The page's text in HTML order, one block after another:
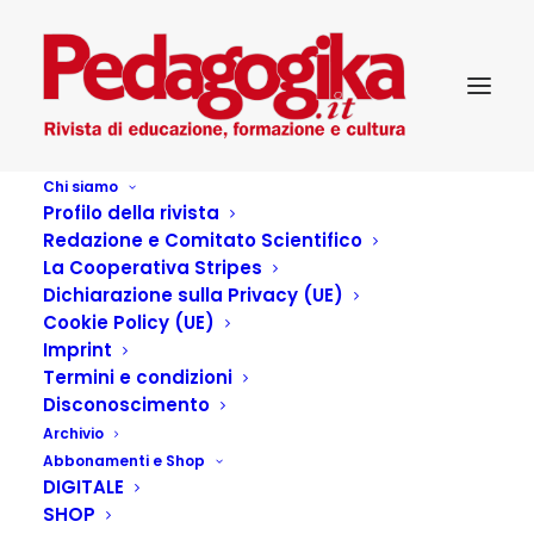
Chi siamo
Profilo della rivista
Redazione e Comitato Scientifico
La Cooperativa Stripes
Dichiarazione sulla Privacy (UE)
Cookie Policy (UE)
Imprint
Termini e condizioni
Disconoscimento
Archivio
Abbonamenti e Shop
DIGITALE
SHOP
Educazione ambientale
in età adulta
1 NOVEMBRE 2013 | IN...PEDAGOGIKA DOSSIER
PEDAGOGIKA_XVII_4-AMBIENTE E CAMBIA...MENTI
PEDAGOGIKA.IT